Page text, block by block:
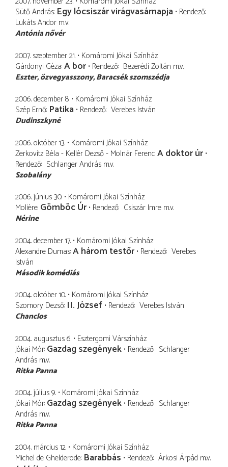
Sütő András Egy lócsiszár virágvasárnapja Rendező
Lukáts Andor m.v.
Antónia nővér
2007. szeptember 21. Komáromi Jókai Színház
Gárdonyi Géza A bor Rendező Bezerédi Zoltán m.v.
Eszter özvegyasszony, Baracsék szomszédja
2006. december 8. Komáromi Jókai Színház
Szép Ernő Patika Rendező Verebes István
Dudinszkyné
2006. október 13. Komáromi Jókai Színház
Zerkovitz Béla - Kellér Dezső - Molnár Ferenc A doktor úr
Rendező Schlanger András m.v.
Szobalány
2006. június 30. Komáromi Jókai Színház
Molière Gömböc Úr Rendező Csiszár Imre m.v.
Nérine
2004. december 17. Komáromi Jókai Színház
Alexandre Dumas A három testőr Rendező Verebes
István
Második komédiás
2004. október 10. Komáromi Jókai Színház
Szomory Dezső II. József Rendező Verebes István
Chanclos
2004. augusztus 6. Esztergomi Várszínház
Jókai Mór Gazdag szegények Rendező Schlanger
András m.v.
Ritka Panna
2004. július 9. Komáromi Jókai Színház
Jókai Mór Gazdag szegények Rendező Schlanger
András m.v.
Ritka Panna
2004. március 12. Komáromi Jókai Színház
Michel de Ghelderode Barabbás Rendező Árkosi Árpád m.v.